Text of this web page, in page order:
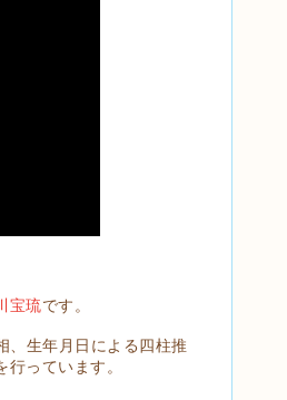
宝琉です。
、生年月日による四柱推
っています。